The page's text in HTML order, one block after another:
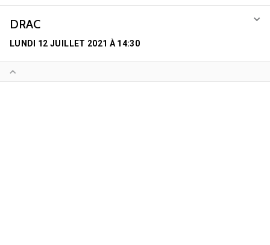
DRAC
LUNDI 12 JUILLET 2021 À 14:30